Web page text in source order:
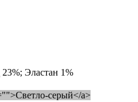
Эластан 1%
серый</a>